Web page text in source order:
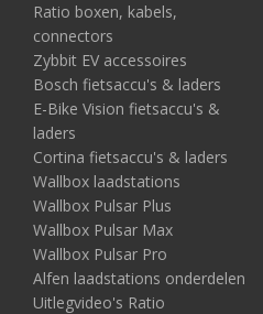
Ratio boxen, kabels,
connectors
Zybbit EV accessoires
Bosch fietsaccu's & laders
E-Bike Vision fietsaccu's &
laders
Cortina fietsaccu's & laders
Wallbox laadstations
Wallbox Pulsar Plus
Wallbox Pulsar Max
Wallbox Pulsar Pro
Alfen laadstations onderdelen
Uitlegvideo's Ratio